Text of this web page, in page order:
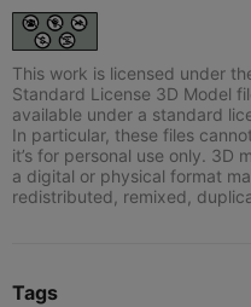
This work is licensed under
Standard License 3D Model
available under a standard
In particular, these files
it’s for personal use only. 3D
a digital or physical format
redistributed, remixed,
Tags